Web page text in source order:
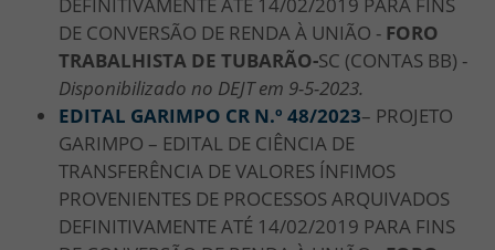
DE CONVERSÃO DE RENDA À UNIÃO - FORO
TRABALHISTA DE TUBARÃO-SC (CONTAS BB) -
Disponibilizado no DEJT em 9-5-2023.
EDITAL GARIMPO CR N.º 48/2023– PROJETO
GARIMPO – EDITAL DE CIÊNCIA DE
TRANSFERÊNCIA DE VALORES ÍNFIMOS
PROVENIENTES DE PROCESSOS ARQUIVADOS
DEFINITIVAMENTE ATÉ 14/02/2019 PARA FINS